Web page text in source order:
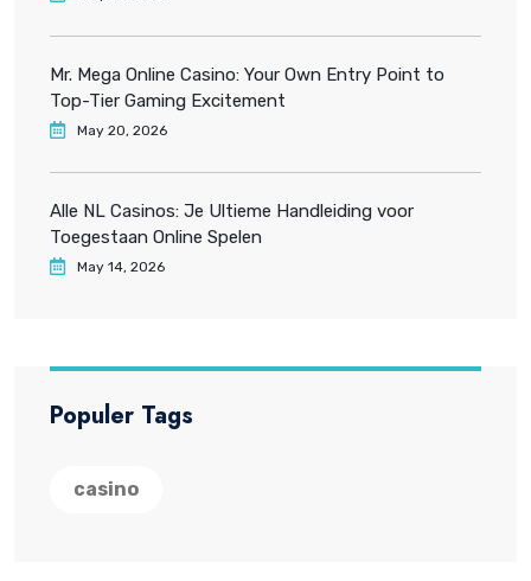
Mr. Mega Online Casino: Your Own Entry Point to
Top-Tier Gaming Excitement
May 20, 2026
Alle NL Casinos: Je Ultieme Handleiding voor
Toegestaan Online Spelen
May 14, 2026
Populer Tags
casino